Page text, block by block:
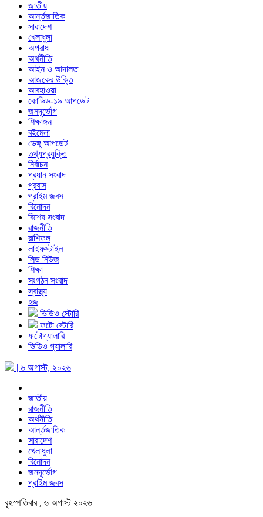
জাতীয়
আর্ন্তজাতিক
সারাদেশ
খেলাধুলা
অপরাধ
অর্থনীতি
আইন ও আদালত
আজকের উক্তি
আবহাওয়া
কোভিড-১৯ আপডেট
জনদূর্ভোগ
শিক্ষাঙ্গন
বইমেলা
ডেঙ্গু আপডেট
তথ্যপ্রযুক্তি
নির্বাচন
প্রধান সংবাদ
প্রবাস
প্রাইম জবস
বিনোদন
বিশেষ সংবাদ
রাজনীতি
রাশিফল
লাইফস্টাইল
লিড নিউজ
শিক্ষা
সংগঠন সংবাদ
স্বাস্থ্য
হজ
ভিডিও স্টোরি
ফটো স্টোরি
ফটোগ্যালারি
ভিডিও গ্যালারি
| ৬ অগাস্ট, ২০২৬
জাতীয়
রাজনীতি
অর্থনীতি
আর্ন্তজাতিক
সারাদেশ
খেলাধুলা
বিনোদন
জনদূর্ভোগ
প্রাইম জবস
বৃহস্পতিবার , ৬ অগাস্ট ২০২৬